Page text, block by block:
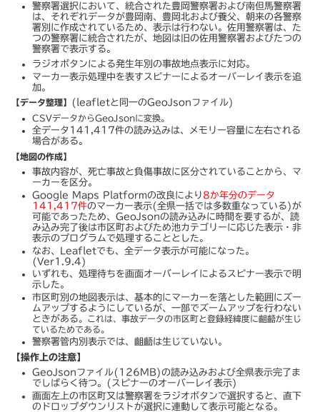
警察署選択において、統合された豊岡警察署および南但馬警察署
は、それぞれデータが豊岡南、豊岡北および養父、朝来の各警察
署別に作成されているため、表示は行わない。佐用警察署は、た
つの警察署に統合されたが、地図は旧の佐用警察署およびたつの
警察署で表示する。
ラジオボタンによる発生年別の事故地点表示に対応。
マーカー表示処理中を表すスピナーによるオーバーレイ表示を追
加。
【データ整理】 (leafletと同一のGeoJsonファイル)
CSVデータからGeoJsonに変換。
全データ141,417件の読み込みは、メモリー容量に左右される
場合がある。
【地図の作成】
事故内容が、死亡事故と負傷事故に区分されていることから、マ
ーカーを区分。
Google Maps Platformの改良により 8か年分のデータ
141,417件のマーカー表示(全県一括では多数重なっている)が
可能であったため、GeoJsonの読み込みに時間を要するが、読
み込み完了後は市区町およびため池カテゴリーに応じた表示・非
表示のプログラムで処理することとした。
なお、Leafletでも、全データ表示が可能になった。
(Ver1.9.4)
いずれも、処理待ちを画面オーバーレイによるスピナー表示で明
示した。
市区町別の地図表示は、基本的にマーカーを落とした範囲にズー
ムアップするようにしているが、一部でズームアップを行わない
ときがある。これは、事故データの市区町と登録経緯度に齟齬が生じ
ているためである。
警察署管内別表示では、齟齬は生じていない。
【操作上の注意】
GeoJsonファイル(126MB)の読み込みおよび全県表示完了ま
でしばらく待つ。(スピナーのオーバーレイ表示)
画面左上の市区町又は警察署をラジオボタンで選択すると、直下
のドロップダウンリストが選択に連動して表示可能となる。